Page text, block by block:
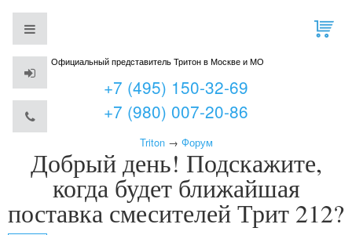
Официальный представитель Тритон в Москве и МО
+7 (495) 150-32-69
+7 (980) 007-20-86
Triton→ Форум
Добрый день! Подскажите,
когда будет ближайшая
поставка смесителей Трит 212?